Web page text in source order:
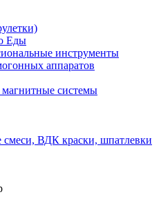
Еды
инструменты
аппаратов
системы
смеси, ВДК краски, шпатлевки